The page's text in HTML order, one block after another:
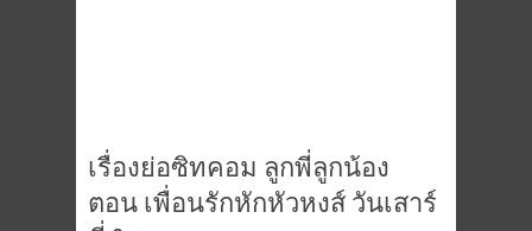
เรื่องย่อซิทคอม ลูกพี่ลูกน้อง
ตอน เพื่อนรักหักหัวหงส์ วันเสาร์